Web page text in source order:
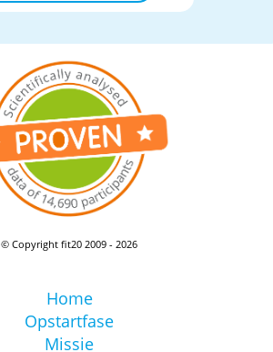
© Copyright fit20 2009 - 2026
Home
Opstartfase
Missie